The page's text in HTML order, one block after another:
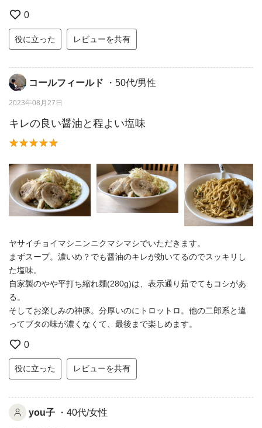
0
役に立った レビューを共有
コールフィールド ・50代/男性
2023年08月27日
キレの良い醤油と程よい塩味
ヤサイチョイマシニンニクマシマシでいただきます。
まずスープ。濃いめ？でも醤油のキレが効いてるのでスッキリし
た塩味。
自家製のやや平打ち縮れ麺(280g)は、表示通り茹でてもコシがあ
る。
そしてお楽しみの神豚。分厚いのにトロットロ。他の二郎系と違
ってブタの味が濃くなくて、最後まで楽しめます。
0
役に立った レビューを共有
you子 ・40代/女性